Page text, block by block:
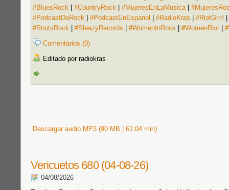
#BluesRock
#CountryRock #MujeresEnLaMusica|
#PodcastDeRock
#PodcastEnEspanol #RadioKras #RiotGrrrl
#RootsRock
#SleazyRecords #WomenInRock #WomenRiot
Comentarios (0)
Editado por radiokras
Descargar audio MP3 (90 MB | 61:04 min)
Vericuetos 680 (04-08-26)
04/08/2026